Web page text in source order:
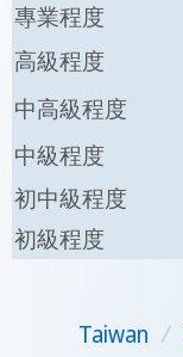
專業程度
高級程度
中高級程度
中級程度
初中級程度
初級程度
Taiwan /